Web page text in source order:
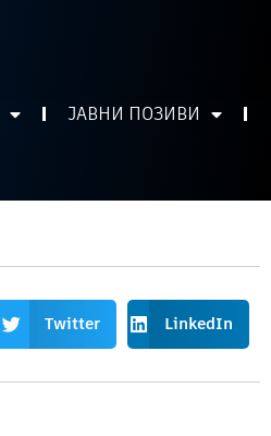
ЈАВНИ ПОЗИВИ
Twitter LinkedIn